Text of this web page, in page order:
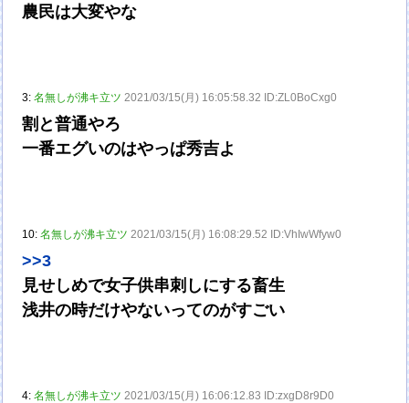
農民は大変やな
3:名無しが沸キ立ツ 2021/03/15(月) 16:05:58.32 ID:ZL0BoCxg0
割と普通やろ
一番エグいのはやっぱ秀吉よ
10:名無しが沸キ立ツ 2021/03/15(月) 16:08:29.52 ID:VhIwWfyw0
>>3
見せしめで女子供串刺しにする畜生
浅井の時だけやないってのがすごい
4:名無しが沸キ立ツ 2021/03/15(月) 16:06:12.83 ID:zxgD8r9D0